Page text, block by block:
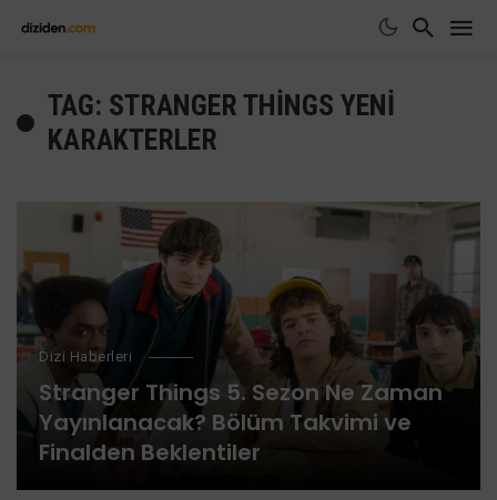
TAG: STRANGER THINGS YENI
KARAKTERLER
Dizi Haberleri
Stranger Things 5. Sezon Ne Zaman
Yayınlanacak? Bölüm Takvimi ve
Finalden Beklentiler